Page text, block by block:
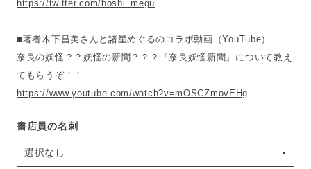
https://twitter.com/boshi_megu
■著者木下昌美さんと諸星めぐるのコラボ動画（YouTube）
奈良の妖怪？？妖怪の新聞？？？『奈良妖怪新聞』について教え
てもらうぞ！！
https://www.youtube.com/watch?v=mOSCZmovEHg
書店員の名刺